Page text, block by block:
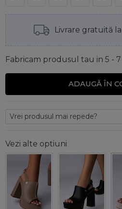
Livrare gratuită
Fabricam produsul tau in 5 - 7
ADAUGĂ ÎN
Vezi alte optiuni